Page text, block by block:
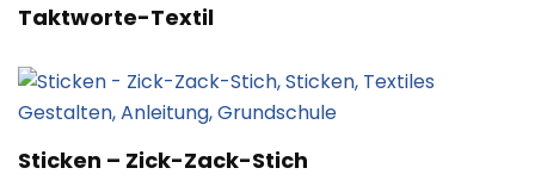
Taktworte-Textil
Sticken – Zick-Zack-Stich